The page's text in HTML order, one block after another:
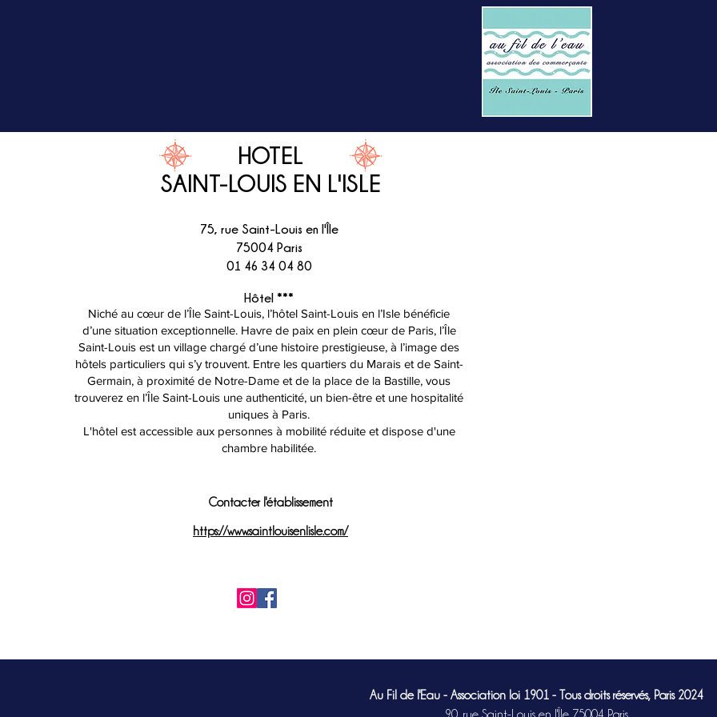
HOTEL
SAINT-LOUIS EN L'ISLE
75, rue Saint-Louis en l'Île
75004 Paris
01 46 34 04 80
Hôtel ***
Niché au cœur de l’Île Saint-Louis, l’hôtel Saint-Louis en l’Isle bénéficie
d’une situation exceptionnelle. Havre de paix en plein cœur de Paris, l’Île
Saint-Louis est un village chargé d’une histoire prestigieuse, à l’image des
hôtels particuliers qui s’y trouvent. Entre les quartiers du Marais et de Saint-
Germain, à proximité de Notre-Dame et de la place de la Bastille, vous
trouverez en l’Île Saint-Louis une authenticité, un bien-être et une hospitalité
uniques à Paris.
L'hôtel est accessible aux personnes à mobilité réduite et dispose d'une
chambre habilitée.
Contacter l'établissement
https://www.saintlouisenlisle.com/
Au Fil de l'Eau - Association loi 1901 - Tous droits réservés, Paris 2024